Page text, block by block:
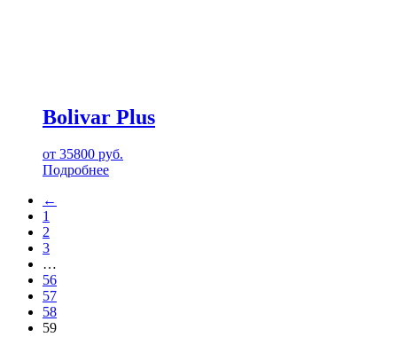
Bolivar Plus
от 35800 руб.
Подробнее
←
1
2
3
…
56
57
58
59